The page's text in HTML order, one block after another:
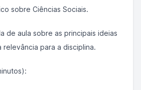
sobre Ciências Sociais.
de aula sobre as principais ideias
para a disciplina.